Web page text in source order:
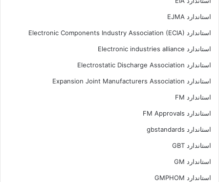
استاندارد EJMA
استاندارد Electronic Components Industry Association (ECIA)
استاندارد Electronic industries alliance
استاندارد Electrostatic Discharge Association
استاندارد Expansion Joint Manufacturers Association
استاندارد FM
استاندارد FM Approvals
استاندارد gbstandards
استاندارد GBT
استاندارد GM
استاندارد GMPHOM